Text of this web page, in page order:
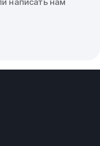
написать нам